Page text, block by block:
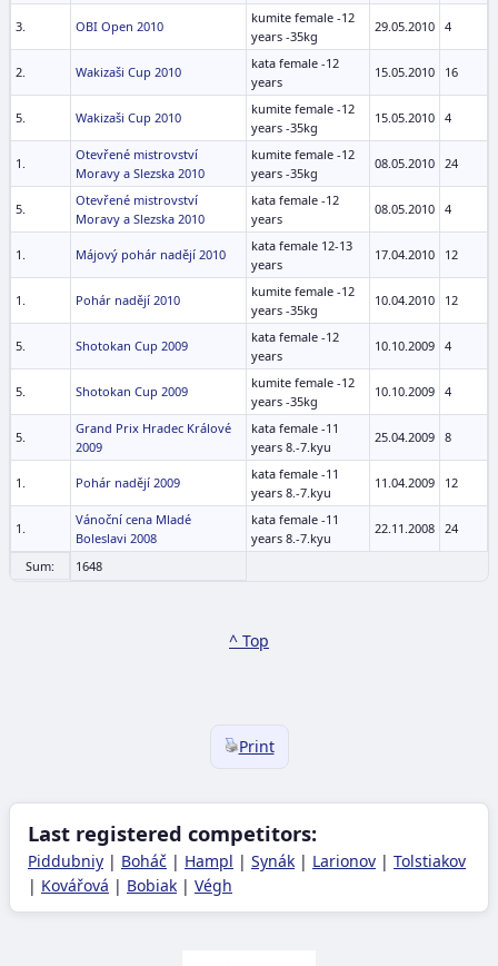
3. OBI Open 2010
kumite female -12
years -35kg
29.05.2010 4
2. Wakizaši Cup 2010
kata female -12
years
15.05.2010 16
5. Wakizaši Cup 2010
kumite female -12
years -35kg
15.05.2010 4
1.
Otevřené mistrovství
Moravy a Slezska 2010
kumite female -12
years -35kg
08.05.2010 24
5.
Otevřené mistrovství
Moravy a Slezska 2010
kata female -12
years
08.05.2010 4
1. Májový pohár nadějí 2010
kata female 12-13
years
17.04.2010 12
1. Pohár nadějí 2010
kumite female -12
years -35kg
10.04.2010 12
5. Shotokan Cup 2009
kata female -12
years
10.10.2009 4
5. Shotokan Cup 2009
kumite female -12
years -35kg
10.10.2009 4
5.
Grand Prix Hradec Králové
2009
kata female -11
years 8.-7.kyu
25.04.2009 8
1. Pohár nadějí 2009
kata female -11
years 8.-7.kyu
11.04.2009 12
1.
Vánoční cena Mladé
Boleslavi 2008
kata female -11
years 8.-7.kyu
22.11.2008 24
Sum: 1648
^ Top
Print
Last registered competitors:
Piddubniy | Boháč | Hampl | Synák | Larionov | Tolstiakov
| Kovářová | Bobiak | Végh